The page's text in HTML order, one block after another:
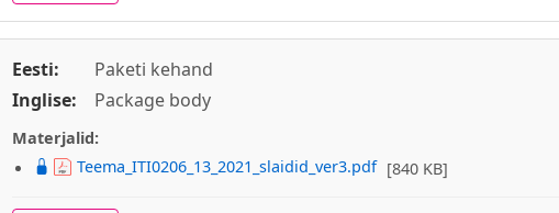
Eesti:
Paketi kehand
Inglise:
Package body
Materjalid:
Teema_ITI0206_13_2021_slaidid_ver3.pdf [840 KB]